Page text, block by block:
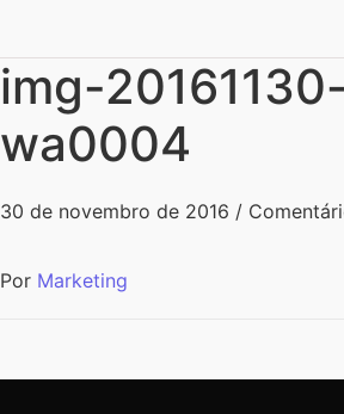
img-20161130-
wa0004
30 de novembro de 2016 /
Por Marketing